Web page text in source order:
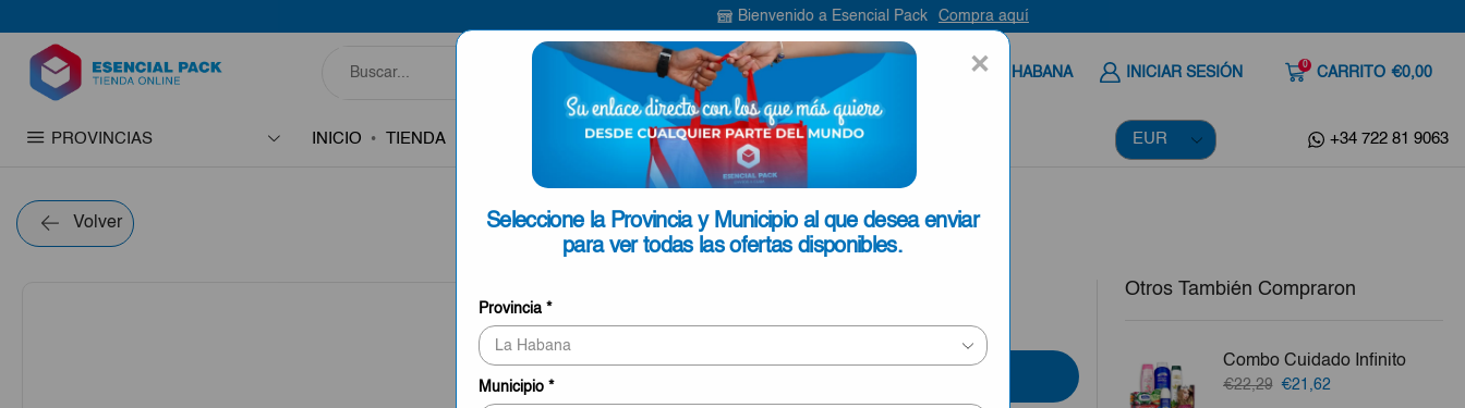
×
Seleccione la Provincia y Municipio al que desea enviar
para ver todas las ofertas disponibles.
Provincia *
Municipio *
Bienvenido a Esencial Pack Compra aquí
SEARCH
INPUT
ENVIAR A LA HABANA INICIAR SESIÓN 0 CARRITO €0,00
PROVINCIAS INICIO TIENDA +34 722 81 9063
Volver
€0,39
Jabón
Otros También Compraron
Combo Cuidado Infinito
€22,29 El
€21,62El